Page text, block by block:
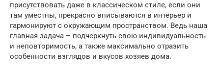
присутствовать даже в классическом стиле, если они
там уместны, прекрасно вписываются в интерьер и
гармонируют с окружающим пространством. Ведь наша
главная задача – подчеркнуть свою индивидуальность
и неповторимость, а также максимально отразить
особенности взглядов и вкусов хозяев дома.